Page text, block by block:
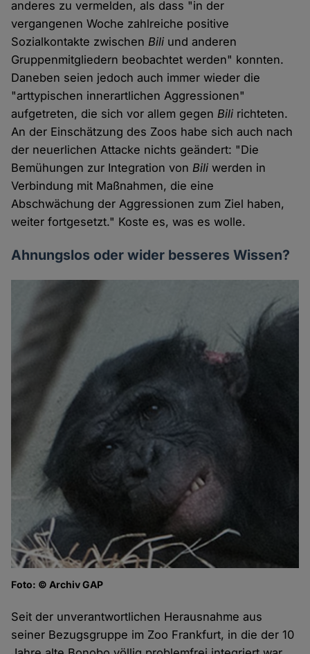
anderes zu vermelden, als dass "in der
vergangenen Woche zahlreiche positive
Sozialkontakte zwischen Bili und anderen
Gruppenmitgliedern beobachtet werden" konnten.
Daneben seien jedoch auch immer wieder die
"arttypischen innerartlichen Aggressionen"
aufgetreten, die sich vor allem gegen Bili richteten.
An der Einschätzung des Zoos habe sich auch nach
der neuerlichen Attacke nichts geändert: "Die
Bemühungen zur Integration von Bili werden in
Verbindung mit Maßnahmen, die eine
Abschwächung der Aggressionen zum Ziel haben,
weiter fortgesetzt." Koste es, was es wolle.
Ahnungslos oder wider besseres Wissen?
Foto: © Archiv GAP
Seit der unverantwortlichen Herausnahme aus
seiner Bezugsgruppe im Zoo Frankfurt, in die der 10